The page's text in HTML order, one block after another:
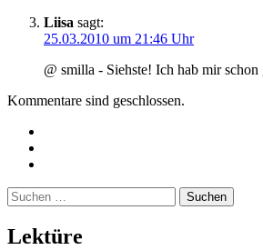
Liisa sagt:
25.03.2010 um 21:46 Uhr
@ smilla - Siehste! Ich hab mir
Kommentare sind geschlossen.
Suchen
nach:
Lektüre